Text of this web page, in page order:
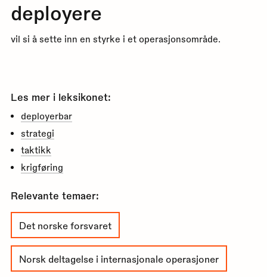
deployere
vil si å sette inn en styrke i et operasjonsområde.
Les mer i leksikonet:
deployerbar
strategi
taktikk
krigføring
Relevante temaer:
Det norske forsvaret
Norsk deltagelse i internasjonale operasjoner